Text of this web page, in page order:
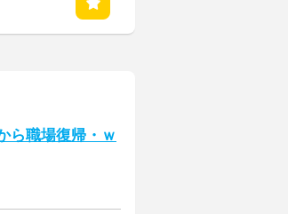
ら職場復帰・ｗ